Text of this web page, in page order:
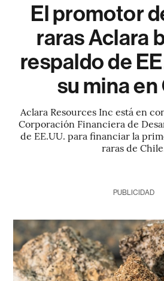
El promotor
raras Aclara
respaldo de
su mina en
Aclara Resources Inc está en
Corporación Financiera de
de EE.UU. para financiar la
raras de
PUBLICIDAD